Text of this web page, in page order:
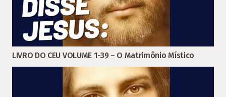
LIVRO DO CEU VOLUME 1-39 – O Matrimônio Místico